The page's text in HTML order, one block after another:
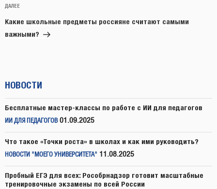
Следующая
запись
ДАЛЕЕ
Какие школьные предметы россияне считают самыми
важными?
НОВОСТИ
Бесплатные мастер-классы по работе с ИИ для педагогов
ИИ ДЛЯ ПЕДАГОГОВ 01.09.2025
Что такое «Точки роста» в школах и как ими руководить?
НОВОСТИ "МОЕГО УНИВЕРСИТЕТА" 11.08.2025
Пробный ЕГЭ для всех: Рособрнадзор готовит масштабные
тренировочные экзамены по всей России